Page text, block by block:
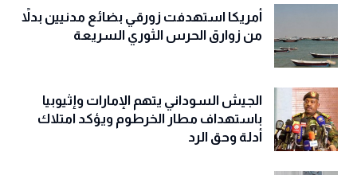
أمريكا استهدفت زورقي بضائع مدنيين بدلاً
من زوارق الحرس الثوري السريعة
الجيش السوداني يتهم الإمارات وإثيوبيا
باستهداف مطار الخرطوم ويؤكد امتلاك
أدلة وحق الرد